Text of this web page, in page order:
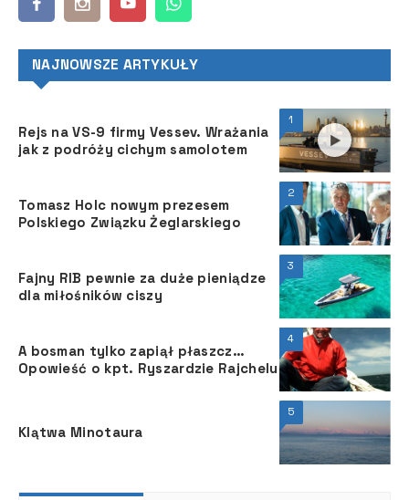
NAJNOWSZE ARTYKUŁY
1
Rejs na VS-9 firmy Vessev. Wrażania
jak z podróży cichym samolotem
2
Tomasz Holc nowym prezesem
Polskiego Związku Żeglarskiego
3
Fajny RIB pewnie za duże pieniądze
dla miłośników ciszy
4
A bosman tylko zapiął płaszcz…
Opowieść o kpt. Ryszardzie Rajchelu
5
Klątwa Minotaura